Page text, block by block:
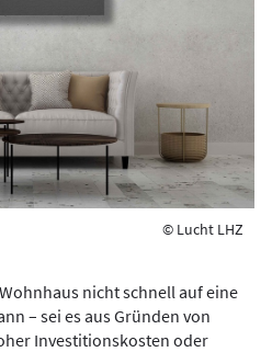
© Lucht LHZ
nicht schnell auf eine
– sei es aus Gründen von
Investitionskosten oder